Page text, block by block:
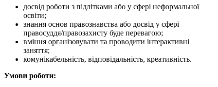
досвід роботи з підлітками або у сфері неформальної
освіти;
знання основ правознавства або досвід у сфері
правосуддя/правозахисту буде перевагою;
вміння організовувати та проводити інтерактивні
заняття;
комунікабельність, відповідальність, креативність.
Умови роботи: